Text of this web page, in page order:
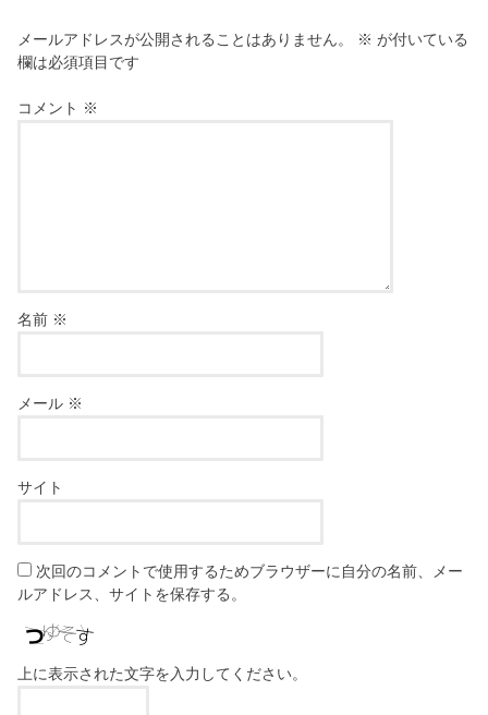
メールアドレスが公開されることはありません。 ※ が付いている
欄は必須項目です
コメント ※
名前 ※
メール ※
サイト
次回のコメントで使用するためブラウザーに自分の名前、メー
ルアドレス、サイトを保存する。
上に表示された文字を入力してください。